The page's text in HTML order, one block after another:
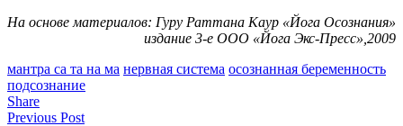
На основе материалов: Гуру Раттана Каур «Йога Осознания»
издание 3-е ООО «Йога Экс-Пресс»,2009
мантра са та на ма нервная система осознанная беременность
подсознание
Share
Previous Post